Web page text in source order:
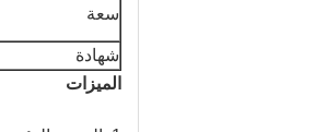
سعة
شهادة
الميزات